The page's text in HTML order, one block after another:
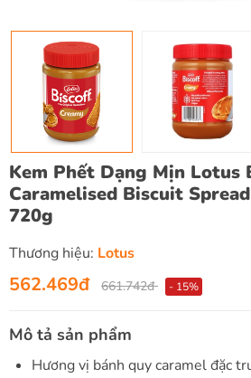
Kem Phết Dạng Mịn
Caramelised Biscuit
720g
Thương hiệu: Lotus
562.469đ 661.742đ - 15%
Mô tả sản phẩm
Hương vị bánh quy caramel đặc